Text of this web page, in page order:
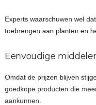
Experts waarschuwen wel
toebrengen aan planten en
Eenvoudige
Omdat de prijzen blijven
goedkope producten die
aankunnen.